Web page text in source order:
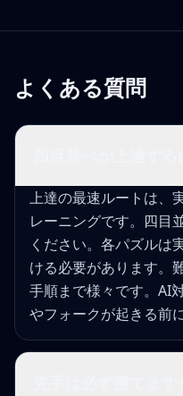
よくある質問
上達の最速ルートは、
レーニングです。四目
ください。各パズルは
ける必要があります。
手順まで様々です。AI
やフォークが起きる前